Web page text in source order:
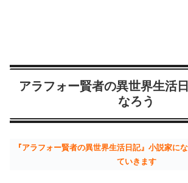
アラフォー賢者の異世界生活
なろう
『アラフォー賢者の異世界生活日記』小説家に
ていきます